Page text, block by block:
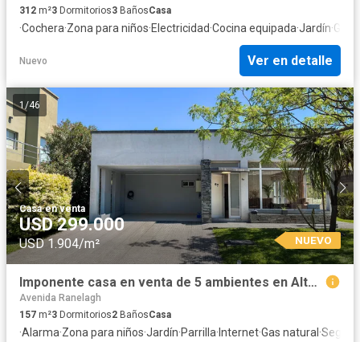
312 m²3 Dormitorios3 BañosCasa
·Cochera·Zona para niños·Electricidad·Cocina equipada·Jardín·
Nuevo Ver en detalle
1/46
Casa·en venta
USD 299.000
USD 1.904/m² NUEVO
Imponente casa en venta de 5 ambientes en Altos de hudson II, Hudson, Berazategui
Avenida Ranelagh
157 m²3 Dormitorios2 BañosCasa
·Alarma·Zona para niños·Jardín·Parrilla· Internet·Gas natural ·